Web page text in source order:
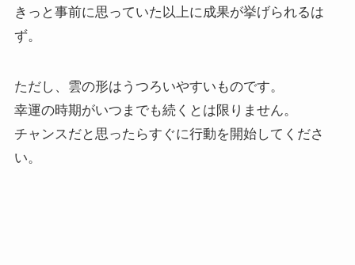
きっと事前に思っていた以上に成果が挙げられるは
ず。
ただし、雲の形はうつろいやすいものです。
幸運の時期がいつまでも続くとは限りません。
チャンスだと思ったらすぐに行動を開始してくださ
い。